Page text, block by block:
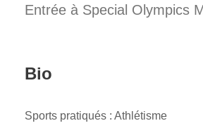
Entrée à Special Olympics
Bio
Sports pratiqués : Athlétisme